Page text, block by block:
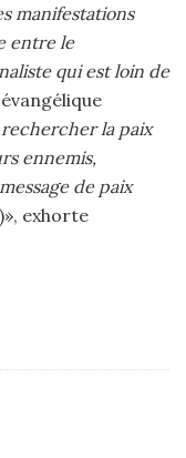
manifestations
entre le
qui est loin de
la paix
ennemis,
de paix
exhorte